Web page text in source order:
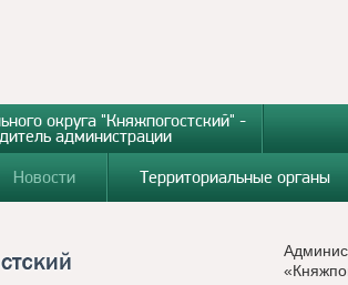
округа "Княжпогостский" -
администрации
Новости Территориальные органы